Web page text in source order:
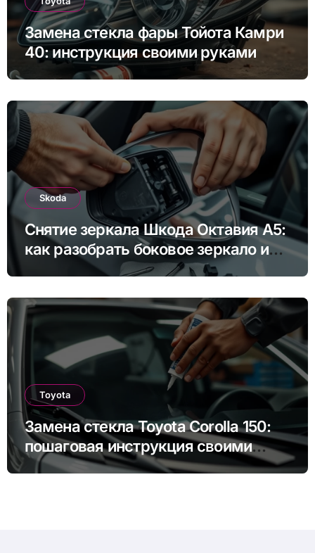
Замена стекла фары Тойота Камри
40: инструкция своими руками
Skoda
Снятие зеркала Шкода Октавия А5:
как разобрать боковое зеркало и
снять зеркальный элемент своими
Toyota
Замена стекла Toyota Corolla 150:
пошаговая инструкция своими
руками